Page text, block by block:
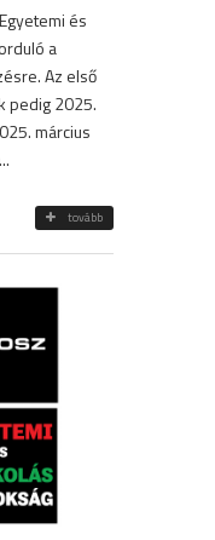
és
a
Az első
pedig 2025.
március
...
tovább